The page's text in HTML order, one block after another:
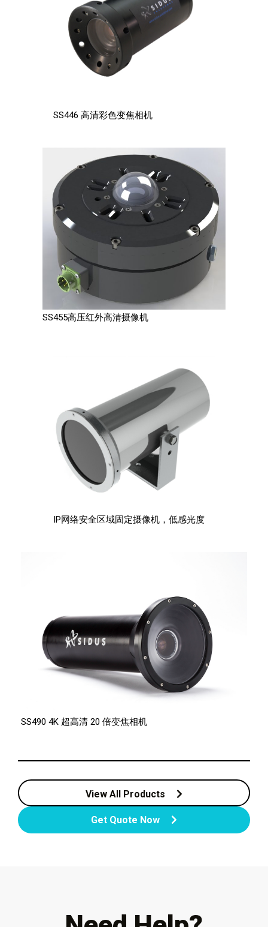
SS446 高清彩色变焦相机
SS455高压红外高清摄像机
IP网络安全区域固定摄像机，低感光度
SS490 4K 超高清 20 倍变焦相机
View All Products
Get Quote Now